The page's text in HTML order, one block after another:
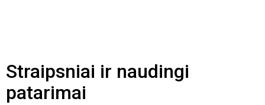
Straipsniai ir naudingi
patarimai